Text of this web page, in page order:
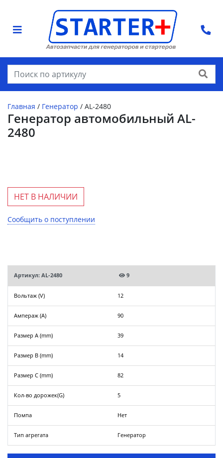
Найти
Главная / Генератор / AL-2480
Генератор автомобильный AL-
2480
НЕТ В НАЛИЧИИ
Сообщить о поступлении
Артикул: AL-2480 9
Вольтаж (V) 12
Ампераж (A) 90
Размер A (mm) 39
Размер B (mm) 14
Размер C (mm) 82
Кол-во дорожек(G) 5
Помпа Нет
Тип агрегата Генератор